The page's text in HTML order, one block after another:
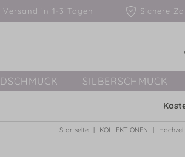
Versand in 1-3 Tagen Sichere
SILBERSCHMUCK
Startseite KOLLEKTIONEN